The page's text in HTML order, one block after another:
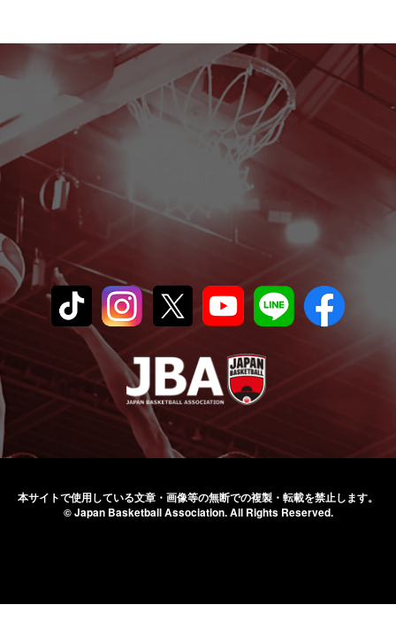
本サイトで使用している文章・画像等の無断での複製・転載を禁止します。
© Japan Basketball Association.All Rights Reserved.